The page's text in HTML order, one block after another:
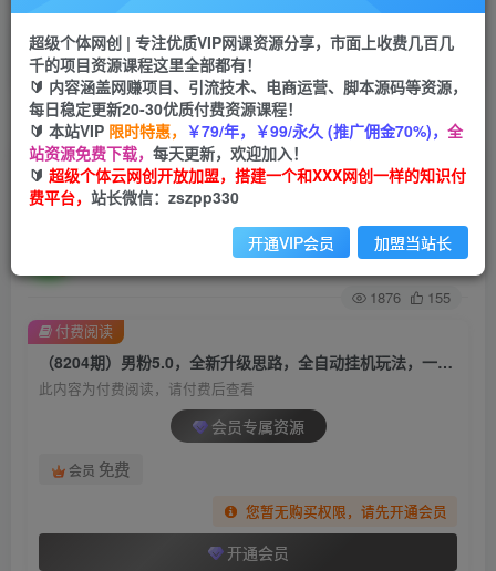
挂机
项目
脚本卡密
APP下载
GO
首页 创业课程 会员专属 正文
（8204期）男粉5.0，全新升级思路，全自动挂机
玩法，一天收入1500+
关注 私信
1876 155
（8204期）男粉5.0，全新升级思路，全自动挂机玩法，一天收入1500+
此内容为付费阅读，请付费后查看
会员专属资源
会员 免费
您暂无购买权限，请先开通会员
开通会员
付费阅读
超级个体网创 | 专注优质VIP网课资源分享，市面上收费几百几
千的项目资源课程这里全部都有！
🔰 内容涵盖网赚项目、引流技术、电商运营、脚本源码等资源，
每日稳定更新20-30优质付费资源课程！
🔰 本站VIP 限时特惠， ￥79/年，￥99/永久 (推广佣金70%)， 全
站资源免费下载， 每天更新，欢迎加入！
🔰 超级个体云网创开放加盟，搭建一个和XXX网创一样的知识付
费平台， 站长微信：zszpp330
开通VIP会员 加盟当站长